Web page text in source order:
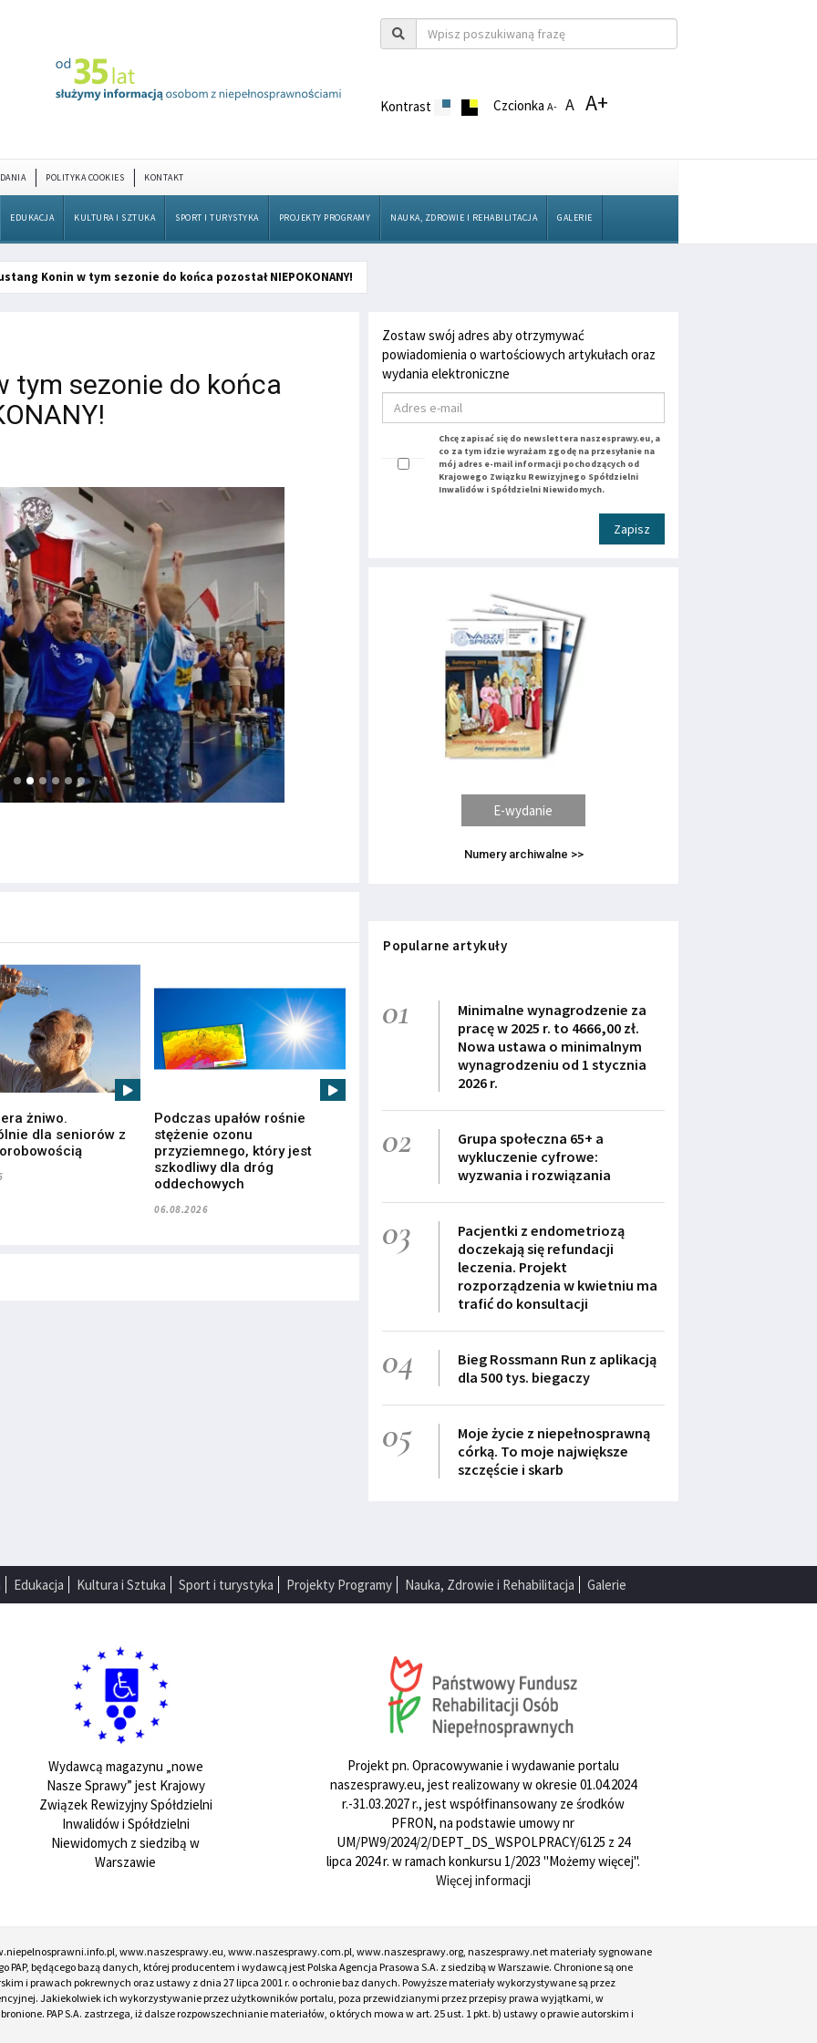
Kontrast CzcionkaA- A A+
POLITYKA COOKIES KONTAKT
EDUKACJA KULTURA I SZTUKA SPORT I TURYSTYKA PROJEKTY PROGRAMY NAUKA, ZDROWIE I REHABILITACJA GALERIE
Konin w tym sezonie do końca pozostał NIEPOKONANY!
tym sezonie do końca
żniwo.
dla seniorów z
Podczas upałów rośnie
stężenie ozonu
przyziemnego, który jest
szkodliwy dla dróg
oddechowych
06.08.2026
Zostaw swój adres aby otrzymywać
powiadomienia o wartościowych artykułach oraz
wydania elektroniczne
Chcę zapisać się do newslettera naszesprawy.eu, a
co za tym idzie wyrażam zgodę na przesyłanie na
mój adres e-mail informacji pochodzących od
Krajowego Związku Rewizyjnego Spółdzielni
Inwalidów i Spółdzielni Niewidomych.
Zapisz
E-wydanie
Numery archiwalne >>
Popularne artykuły
01
Minimalne wynagrodzenie za
pracę w 2025 r. to 4666,00 zł.
Nowa ustawa o minimalnym
wynagrodzeniu od 1 stycznia
2026 r.
02
Grupa społeczna 65+ a
wykluczenie cyfrowe:
wyzwania i rozwiązania
03
Pacjentki z endometriozą
doczekają się refundacji
leczenia. Projekt
rozporządzenia w kwietniu ma
trafić do konsultacji
04
Bieg Rossmann Run z aplikacją
dla 500 tys. biegaczy
05
Moje życie z niepełnosprawną
córką. To moje największe
szczęście i skarb
Edukacja Kultura i Sztuka Sport i turystyka Projekty Programy Nauka, Zdrowie i Rehabilitacja Galerie
Wydawcą magazynu „nowe
Nasze Sprawy” jest Krajowy
Związek Rewizyjny Spółdzielni
Inwalidów i Spółdzielni
Niewidomych z siedzibą w
Warszawie
Projekt pn. Opracowywanie i wydawanie portalu
naszesprawy.eu, jest realizowany w okresie 01.04.2024
r.-31.03.2027 r., jest współfinansowany ze środków
PFRON, na podstawie umowy nr
UM/PW9/2024/2/DEPT_DS_WSPOLPRACY/6125 z 24
lipca 2024 r. w ramach konkursu 1/2023 "Możemy więcej".
Więcej informacji
www.naszesprawy.eu, www.naszesprawy.com.pl, www.naszesprawy.org, naszesprawy.net materiały sygnowane
PAP, będącego bazą danych, której producentem i wydawcą jest Polska Agencja Prasowa S.A. z siedzibą w Warszawie. Chronione są one
i prawach pokrewnych oraz ustawy z dnia 27 lipca 2001 r. o ochronie baz danych. Powyższe materiały wykorzystywane są przez
Jakiekolwiek ich wykorzystywanie przez użytkowników portalu, poza przewidzianymi przez przepisy prawa wyjątkami, w
PAP S.A. zastrzega, iż dalsze rozpowszechnianie materiałów, o których mowa w art. 25 ust. 1 pkt. b) ustawy o prawie autorskim i